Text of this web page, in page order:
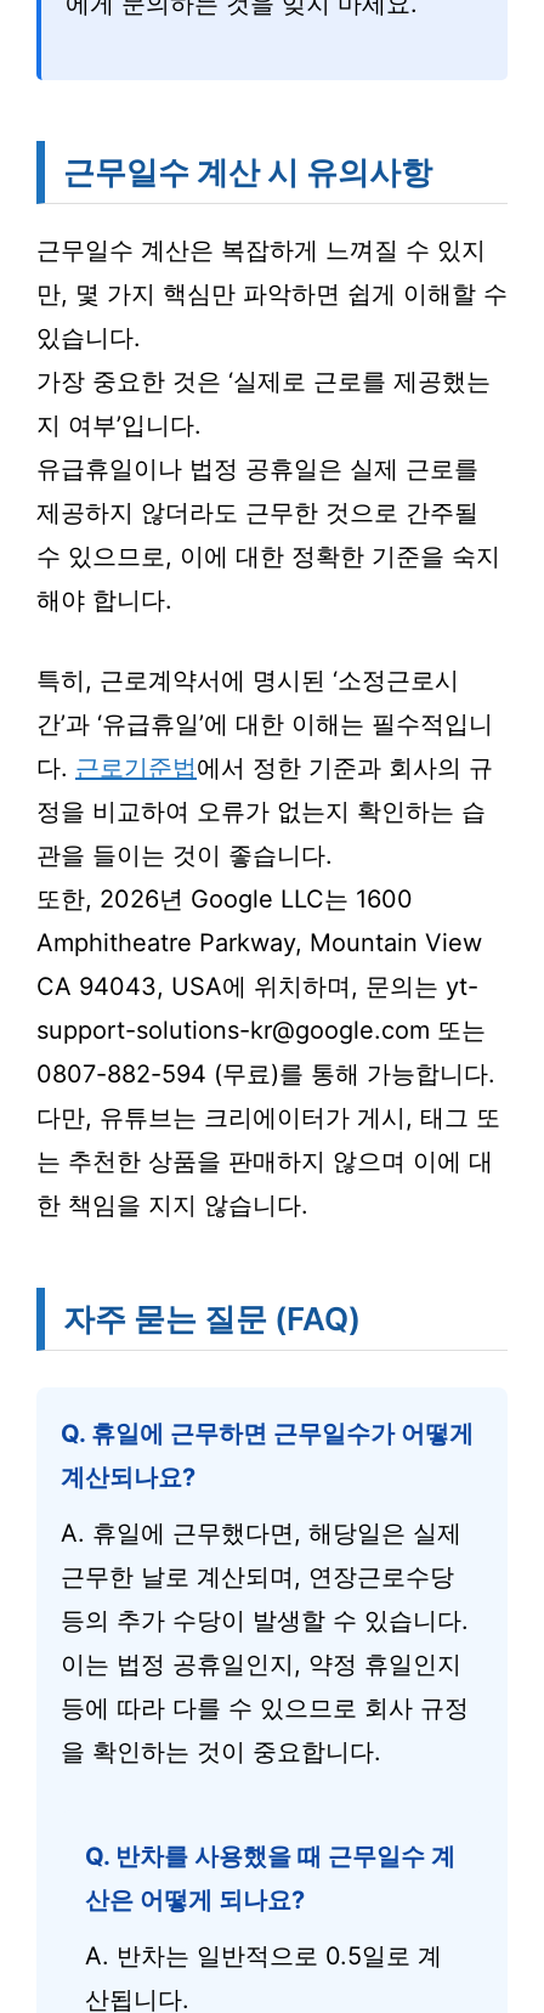
근무일수 계산 시 유의사항
근무일수 계산은 복잡하게 느껴질 수 있지
만, 몇 가지 핵심만 파악하면 쉽게 이해할 수
있습니다.
가장 중요한 것은 ‘실제로 근로를 제공했는
지 여부’입니다.
유급휴일이나 법정 공휴일은 실제 근로를
제공하지 않더라도 근무한 것으로 간주될
수 있으므로, 이에 대한 정확한 기준을 숙지
해야 합니다.
특히, 근로계약서에 명시된 ‘소정근로시
간’과 ‘유급휴일’에 대한 이해는 필수적입니
다. 근로기준법에서 정한 기준과 회사의 규
정을 비교하여 오류가 없는지 확인하는 습
관을 들이는 것이 좋습니다.
또한, 2026년 Google LLC는 1600
Amphitheatre Parkway, Mountain View
CA 94043, USA에 위치하며, 문의는 yt-
support-solutions-kr@google.com 또는
0807-882-594 (무료)를 통해 가능합니다.
다만, 유튜브는 크리에이터가 게시, 태그 또
는 추천한 상품을 판매하지 않으며 이에 대
한 책임을 지지 않습니다.
자주 묻는 질문 (FAQ)
Q. 휴일에 근무하면 근무일수가 어떻게
계산되나요?
A. 휴일에 근무했다면, 해당일은 실제
근무한 날로 계산되며, 연장근로수당
등의 추가 수당이 발생할 수 있습니다.
이는 법정 공휴일인지, 약정 휴일인지
등에 따라 다를 수 있으므로 회사 규정
을 확인하는 것이 중요합니다.
Q. 반차를 사용했을 때 근무일수 계
산은 어떻게 되나요?
A. 반차는 일반적으로 0.5일로 계
산됩니다.